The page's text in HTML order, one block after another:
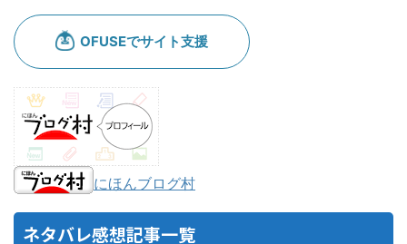
にほんブログ村
ネタバレ感想記事一覧